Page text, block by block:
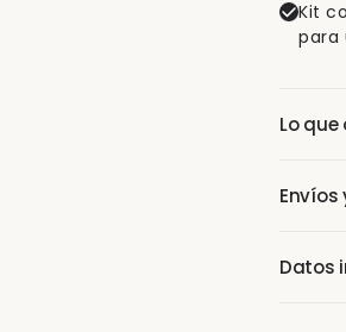
Kit
para
Lo que
Envíos
días de
Datos